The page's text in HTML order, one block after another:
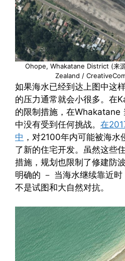
Ohope, Whakatane District (来
Zealand /
如果海水已经到达上图中这
的压力通常就会小很多。在
的限制措施，在Whakatane
中没有受到任何挑战。 在
中 ，对2100年内可能被海水
了新的住宅开发。虽然这些
措施，规划也限制了修建防
明确的 － 当海水继续靠近
不是试图和大自然对抗。